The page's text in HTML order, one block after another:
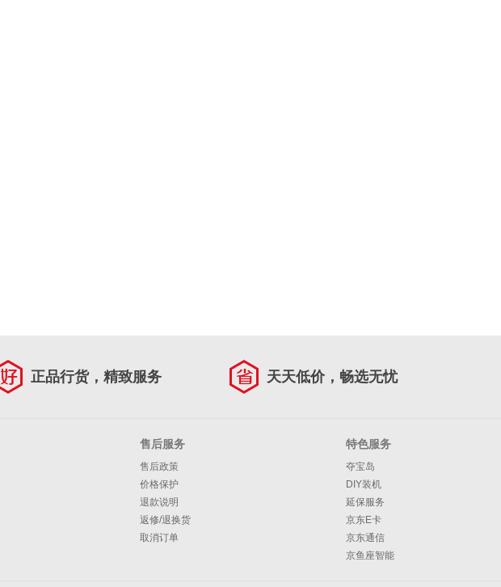
正品行货，精致服务 天天低价，畅选无忧
售后服务
售后政策
价格保护
退款说明
返修/退换货
取消订单
特色服务
夺宝岛
DIY装机
延保服务
京东E卡
京东通信
京鱼座智能